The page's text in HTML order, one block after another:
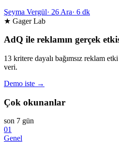
Şeyma Vergül· 26 Ara· 6 dk
★ Gager Lab
AdQ ile reklamın gerçek
13 kritere dayalı bağımsız reklam
veri.
Demo iste →
Çok okunanlar
son 7 gün
01
Genel